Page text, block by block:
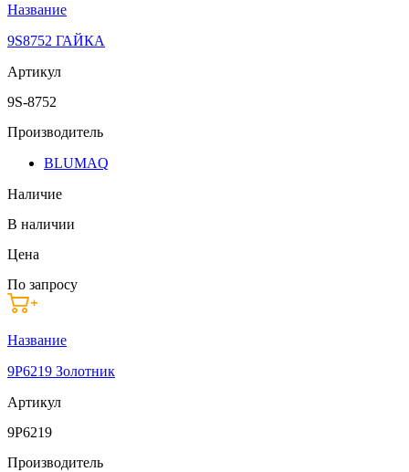
Название
9S8752 ГАЙКА
Артикул
9S-8752
Производитель
BLUMAQ
Наличие
В наличии
Цена
По запросу
Название
9P6219 Золотник
Артикул
9P6219
Производитель